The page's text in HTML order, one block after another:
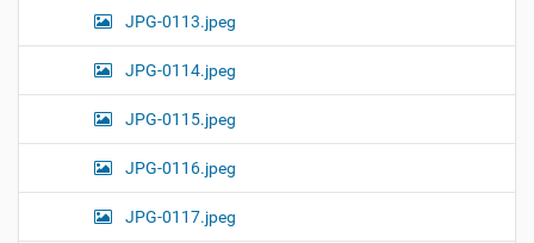
JPG-0113.jpeg
JPG-0114.jpeg
JPG-0115.jpeg
JPG-0116.jpeg
JPG-0117.jpeg